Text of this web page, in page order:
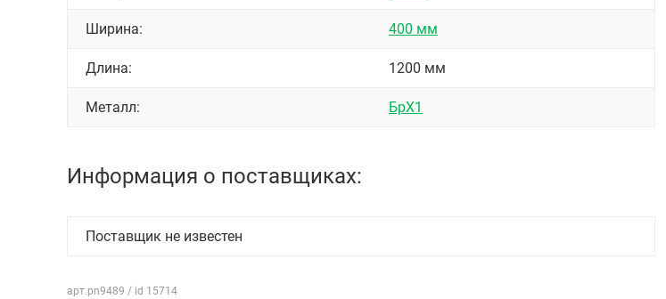
Ширина: 400 мм
Длина: 1200 мм
Металл: БрХ1
Информация о поставщиках:
Поставщик не известен
арт.pn9489 / id 15714